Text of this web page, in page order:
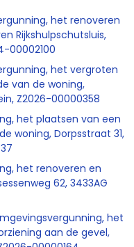
het renoveren
Rijkshulpschutsluis,
00002100
het vergroten
van de woning,
Z2026-00000358
het plaatsen van een
woning, Dorpsstraat 31,
het renoveren en
62, 3433AG
het
aan de gevel,